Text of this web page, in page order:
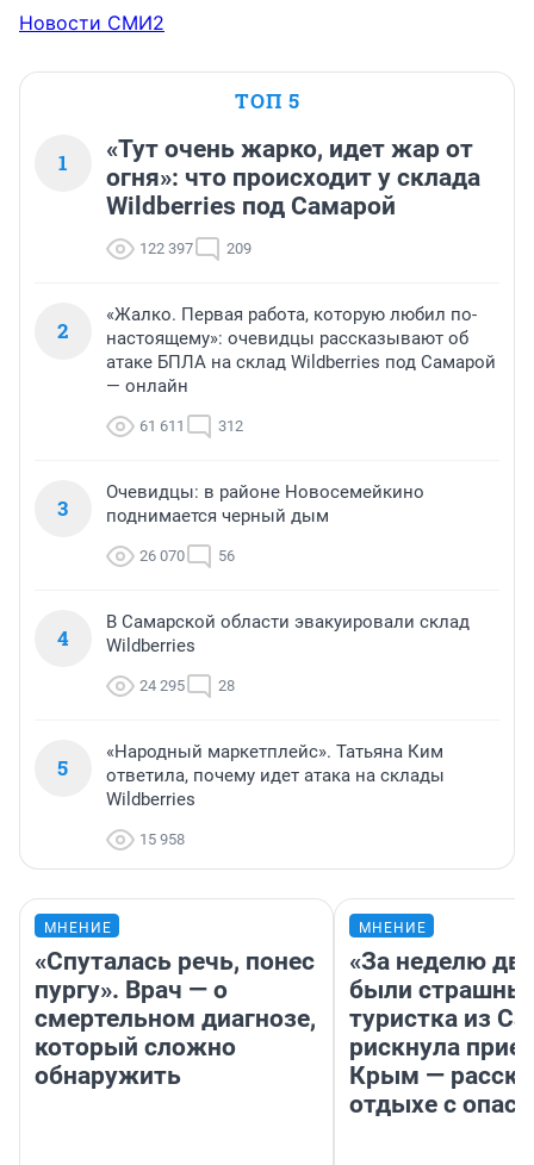
Новости СМИ2
ТОП 5
1
«Тут очень жарко, идет жар от
огня»: что происходит у склада
Wildberries под Самарой
122 397 209
2
«Жалко. Первая работа, которую любил по-
настоящему»: очевидцы рассказывают об
атаке БПЛА на склад Wildberries под Самарой
— онлайн
61 611 312
3
Очевидцы: в районе Новосемейкино
поднимается черный дым
26 070 56
4
В Самарской области эвакуировали склад
Wildberries
24 295 28
5
«Народный маркетплейс». Татьяна Ким
ответила, почему идет атака на склады
Wildberries
15 958
МНЕНИЕ
«Спуталась речь, понес
пургу». Врач — о
смертельном диагнозе,
который сложно
обнаружить
МНЕНИЕ
«За неделю
были
туристка из
рискнула
Крым —
отдыхе с